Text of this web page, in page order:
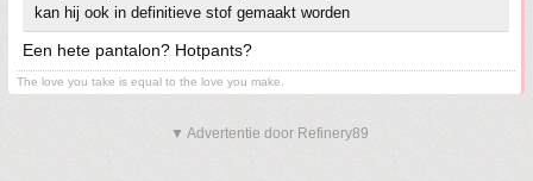
kan hij ook in definitieve stof gemaakt worden
Een hete pantalon? Hotpants?
The love you take is equal to the love you make.
▼ Advertentie door Refinery89